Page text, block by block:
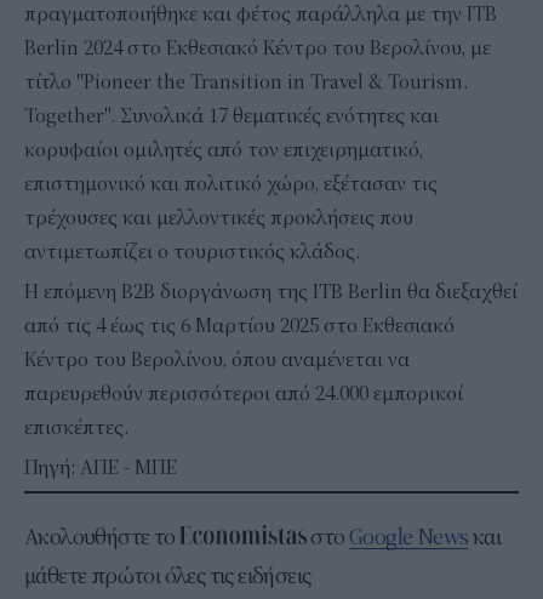
πραγματοποιήθηκε και φέτος παράλληλα με την ITB
Berlin 2024 στο Εκθεσιακό Κέντρο του Βερολίνου, με
τίτλο "Pioneer the Transition in Travel & Tourism.
Together". Συνολικά 17 θεματικές ενότητες και
κορυφαίοι ομιλητές από τον επιχειρηματικό,
επιστημονικό και πολιτικό χώρο, εξέτασαν τις
τρέχουσες και μελλοντικές προκλήσεις που
αντιμετωπίζει ο τουριστικός κλάδος.
Η επόμενη B2B διοργάνωση της ITB Berlin θα διεξαχθεί
από τις 4 έως τις 6 Μαρτίου 2025 στο Εκθεσιακό
Κέντρο του Βερολίνου, όπου αναμένεται να
παρευρεθούν περισσότεροι από 24.000 εμπορικοί
επισκέπτες.
Πηγή: ΑΠΕ - ΜΠΕ
Ακολουθήστε το στο Google Newsκαι
μάθετε πρώτοι όλες τις ειδήσεις